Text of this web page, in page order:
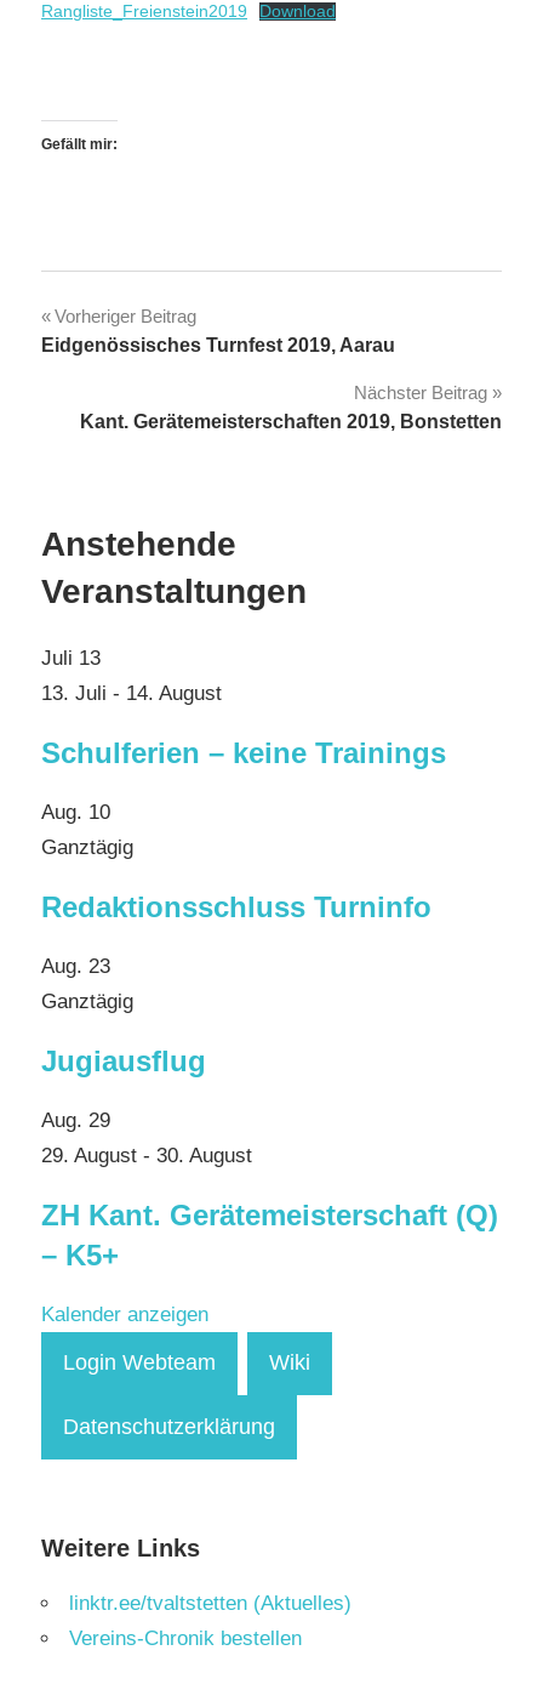
Rangliste_Freienstein2019 Download
Gefällt mir:
Beitragsnavigation
Vorheriger Beitrag
Eidgenössisches Turnfest 2019, Aarau
Nächster Beitrag
Kant. Gerätemeisterschaften 2019, Bonstetten
Anstehende
Veranstaltungen
Juli 13
13. Juli - 14. August
Schulferien – keine Trainings
Aug. 10
Ganztägig
Redaktionsschluss Turninfo
Aug. 23
Ganztägig
Jugiausflug
Aug. 29
29. August - 30. August
ZH Kant. Gerätemeisterschaft (Q)
– K5+
Kalender anzeigen
Login Webteam Wiki
Datenschutzerklärung
Weitere Links
linktr.ee/tvaltstetten (Aktuelles)
Vereins-Chronik bestellen